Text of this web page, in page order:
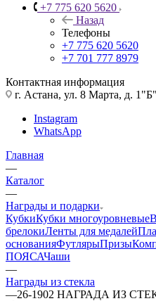
+7 775 620 5620
Назад
Телефоны
+7 775 620 5620
+7 701 777 8979
Контактная информация
г. Астана, ул. 8 Марта, д. 1"Б"
Instagram
WhatsApp
Главная
—
Каталог
—
Награды и подарки
КубкиКубки многоуровневые
брелокиЛенты для медалей
основанияФутлярыПризы
ПОЯСАЧаши
—
Награды из стекла
—26-1902 НАГРАДА ИЗ